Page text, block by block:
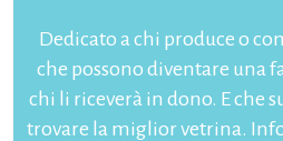
Dedicato a chi produce o
che possono diventare una
chi li riceverà in dono. E che
trovare la miglior vetrina.